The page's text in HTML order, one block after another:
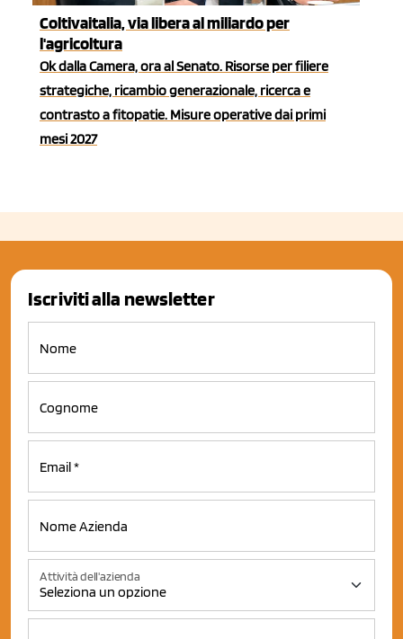
Coltivaitalia, via libera al miliardo per
l'agricoltura
Ok dalla Camera, ora al Senato. Risorse per filiere
strategiche, ricambio generazionale, ricerca e
contrasto a fitopatie. Misure operative dai primi
mesi 2027
Iscriviti alla newsletter
Attività dell'azienda